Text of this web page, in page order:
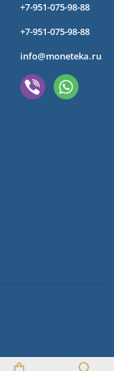
+7-951-075-98-88
+7-951-075-98-88
info@moneteka.ru